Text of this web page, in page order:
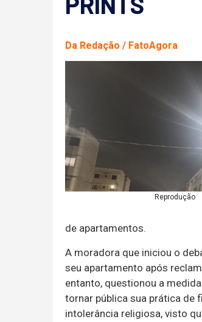
Da Redação / FatoAgora
Reprodução
de apartamentos.
A moradora que iniciou o
seu apartamento após
entanto, questionou a
tornar pública sua prática de
intolerância religiosa, visto